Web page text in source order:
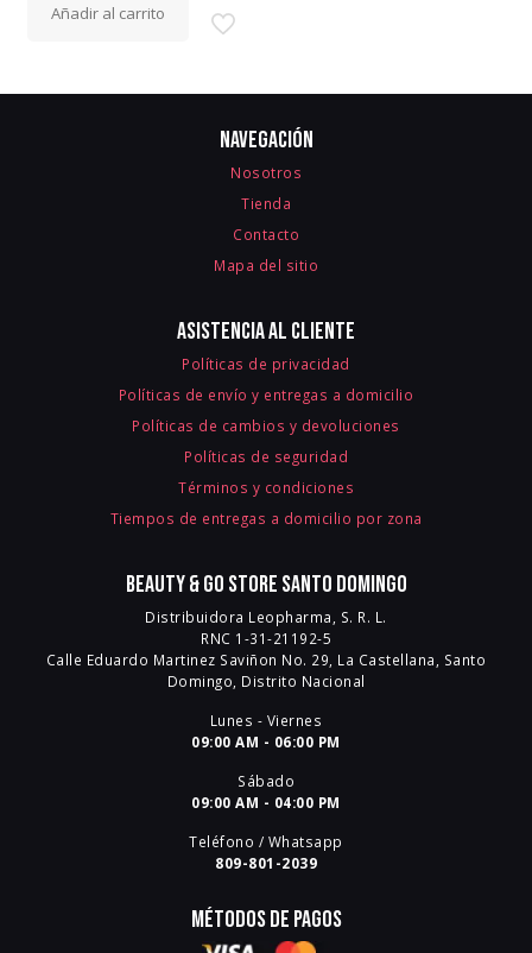
Añadir al carrito
Navegación
Nosotros
Tienda
Contacto
Mapa del sitio
Asistencia al cliente
Políticas de privacidad
Políticas de envío y entregas a domicilio
Políticas de cambios y devoluciones
Políticas de seguridad
Términos y condiciones
Tiempos de entregas a domicilio por zona
Beauty & Go Store Santo Domingo
Distribuidora Leopharma, S. R. L.
RNC 1-31-21192-5
Calle Eduardo Martinez Saviñon No. 29, La Castellana, Santo
Domingo, Distrito Nacional
Lunes - Viernes
09:00 AM - 06:00 PM
Sábado
09:00 AM - 04:00 PM
Teléfono / Whatsapp
809-801-2039
Métodos de pagos